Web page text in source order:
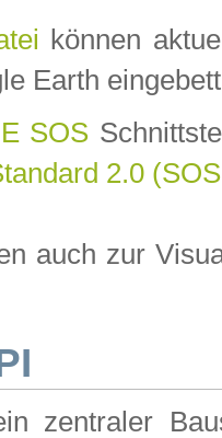
können
Earth
SOS
2.0
auch zur
zentraler